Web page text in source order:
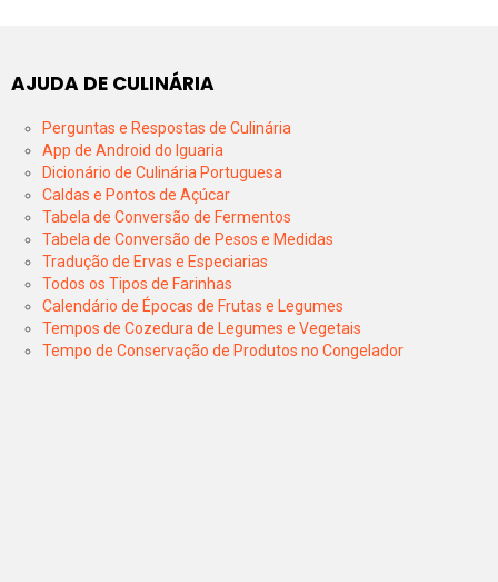
AJUDA DE CULINÁRIA
Perguntas e Respostas de Culinária
App de Android do Iguaria
Dicionário de Culinária Portuguesa
Caldas e Pontos de Açúcar
Tabela de Conversão de Fermentos
Tabela de Conversão de Pesos e Medidas
Tradução de Ervas e Especiarias
Todos os Tipos de Farinhas
Calendário de Épocas de Frutas e Legumes
Tempos de Cozedura de Legumes e Vegetais
Tempo de Conservação de Produtos no Congelador